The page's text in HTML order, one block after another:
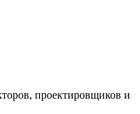
проектировщиков и